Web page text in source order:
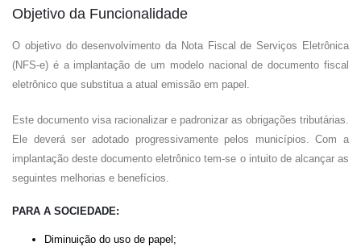
Objetivo da Funcionalidade
O objetivo do desenvolvimento da Nota Fiscal de Serviços Eletrônica
(NFS-e) é a implantação de um modelo nacional de documento fiscal
eletrônico que substitua a atual emissão em papel.
Este documento visa racionalizar e padronizar as obrigações tributárias.
Ele deverá ser adotado progressivamente pelos municípios. Com a
implantação deste documento eletrônico tem-se o intuito de alcançar as
seguintes melhorias e benefícios.
PARA A SOCIEDADE:
Diminuição do uso de papel;